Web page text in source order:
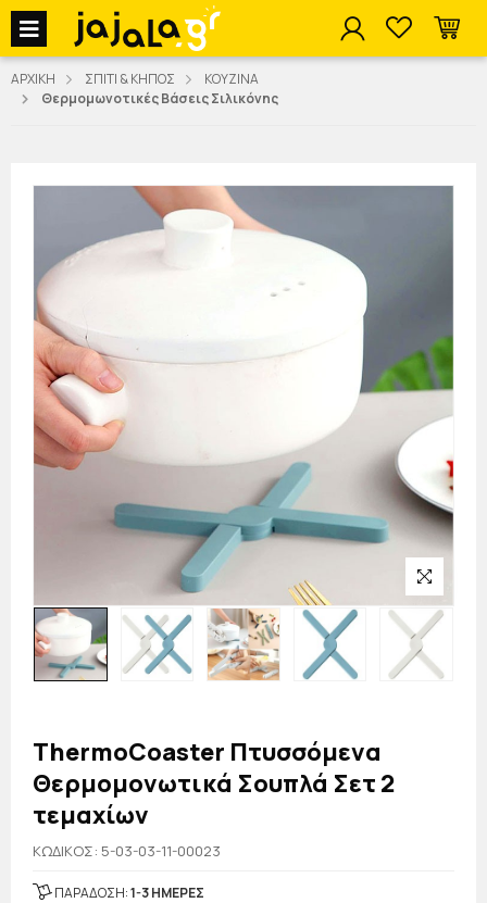
jajala Menu
ΑΡΧΙΚΗ ΣΠΙΤΙ & ΚΗΠΟΣ
ΚΟΥΖΙΝΑ
Θερμομωνοτικές Βάσεις Σιλικόνης
ThermoCoaster Πτυσσόμενα
Θερμομονωτικά Σουπλά Σετ 2
τεμαχίων
KΩΔΙΚΟΣ: 5-03-03-11-00023
ΠΑΡΑΔΟΣΗ:1-3 ΗΜΕΡΕΣ